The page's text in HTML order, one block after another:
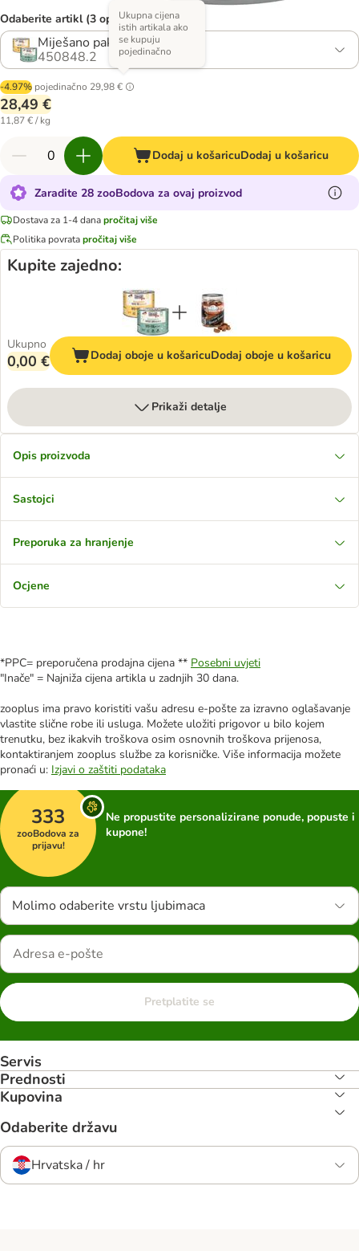
Odaberite artikl (3 opcija)
Miješano pakiranje
450848.2
-4.97% pojedinačno 29,98 €
Ukupna cijena
istih artikala ako
se kupuju
pojedinačno
28,49 €
11,87 € / kg
Dodaj u košaricuDodaj u košaricu
Zaradite 28 zooBodova za ovaj proizvod
Dostava za 1-4 danapročitaj više
Politika povratapročitaj više
Kupite zajedno:
Ukupno
0,00 € Dodaj oboje u košaricuDodaj oboje u košaricu
Prikaži detalje
Opis proizvoda
Sastojci
Preporuka za hranjenje
Ocjene
*PPC= preporučena prodajna cijena ** Posebni uvjeti
"Inače" = Najniža cijena artikla u zadnjih 30 dana.
zooplus ima pravo koristiti vašu adresu e-pošte za izravno oglašavanje
vlastite slične robe ili usluga. Možete uložiti prigovor u bilo kojem
trenutku, bez ikakvih troškova osim osnovnih troškova prijenosa,
kontaktiranjem zooplus službe za korisničke. Više informacija možete
pronaći u: Izjavi o zaštiti podataka
333
zooBodova za
prijavu!
Ne propustite personalizirane ponude, popuste i
kupone!
Molimo odaberite vrstu ljubimaca
Pretplatite se
Servis
Prednosti
Kupovina
Odaberite državu
Hrvatska / hr